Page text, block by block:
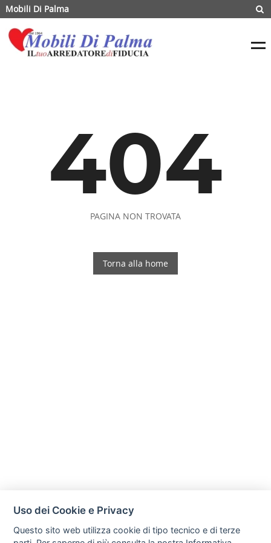
Mobili Di Palma
404
PAGINA NON TROVATA
Torna alla home
Uso dei Cookie e Privacy
Questo sito web utilizza cookie di tipo tecnico e di terze